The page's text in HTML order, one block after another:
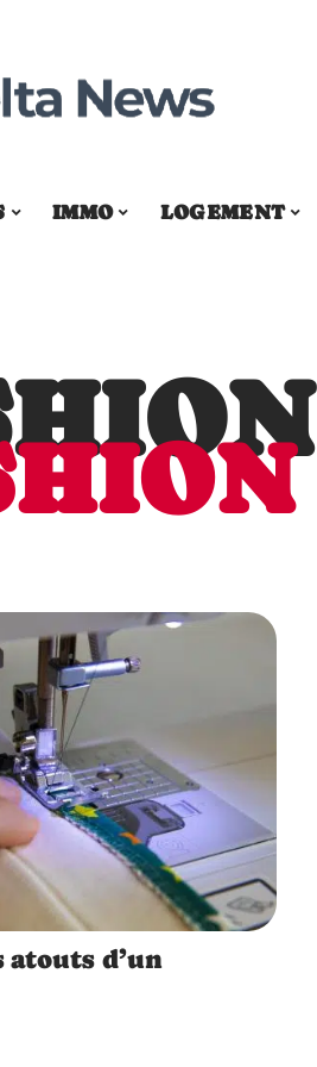
IMMO LOGEMENT
atouts d’un